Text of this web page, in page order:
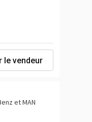
le vendeur
et MAN